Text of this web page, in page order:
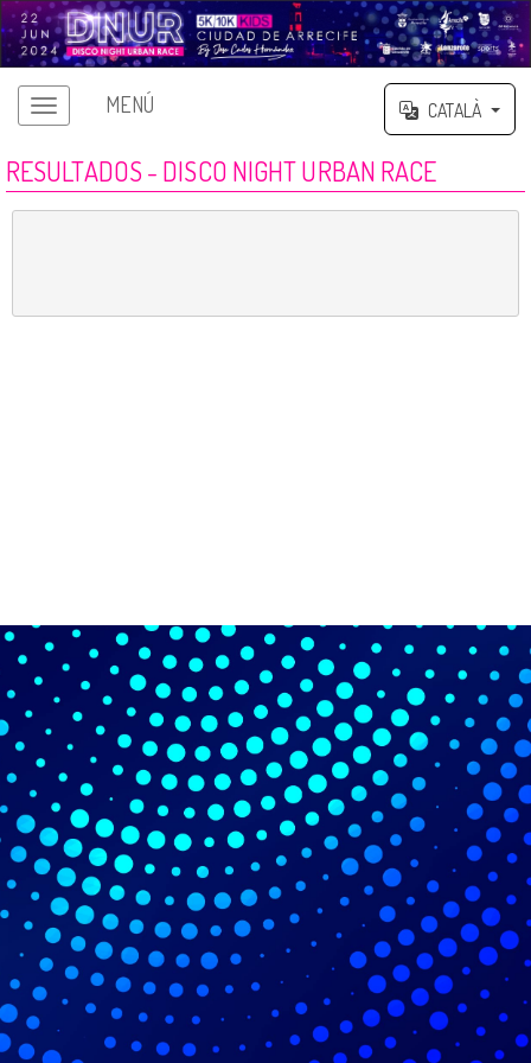
MENÚ CATALÀ
RESULTADOS - DISCO NIGHT URBAN RACE